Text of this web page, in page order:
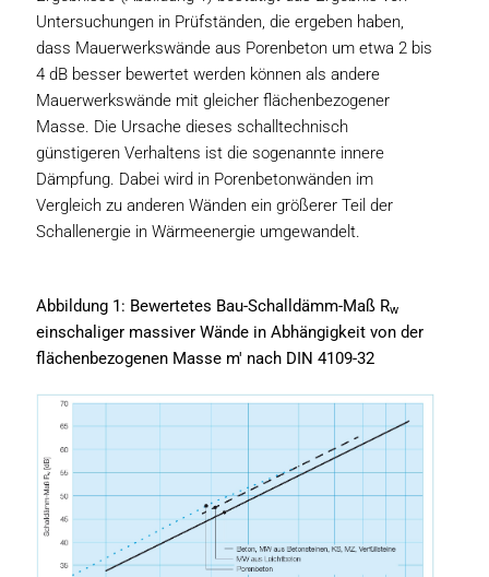
Untersuchungen in Prüfständen, die ergeben haben,
dass Mauerwerkswände aus Porenbeton um etwa 2 bis
4 dB besser bewertet werden können als andere
Mauerwerkswände mit gleicher flächenbezogener
Masse. Die Ursache dieses schalltechnisch
günstigeren Verhaltens ist die sogenannte innere
Dämpfung. Dabei wird in Porenbetonwänden im
Vergleich zu anderen Wänden ein größerer Teil der
Schallenergie in Wärmeenergie umgewandelt.
Abbildung 1: Bewertetes Bau-Schalldämm-Maß Rw
einschaliger massiver Wände in Abhängigkeit von der
flächenbezogenen Masse m' nach DIN 4109-32